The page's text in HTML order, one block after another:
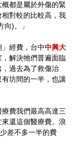
都是屬於外傷的緊
對較的比較高，我
)。」
經費，台中中興大
解決牠們普遍面臨
過去為了救傷治
坊間的一半，也讓
費我們最高高達三
還這個醫療費。浪
差不多一半的費